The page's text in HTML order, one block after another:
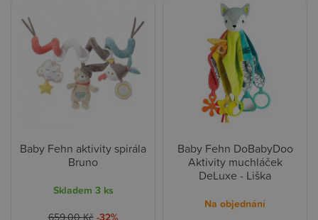
Baby Fehn aktivity spirála
Bruno
Skladem 3 ks
659,00 Kč
Baby Fehn DoBabyDoo
Aktivity muchláček
DeLuxe - Liška
Na objednání